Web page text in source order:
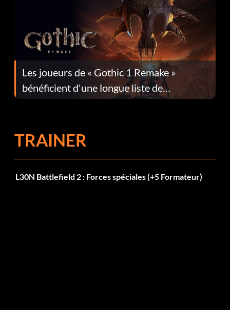
Les joueurs de « Gothic 1 Remake »
bénéficient d'une longue liste de
corrections dans la mise à jour 1.0.4
TRAINER
L30N Battlefield 2 : Forces spéciales (+5 Formateur)